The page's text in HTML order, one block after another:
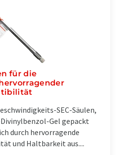
für die
SEC-Säulen,
Gel gepackt
durch hervorragende
und Haltbarkeit aus....